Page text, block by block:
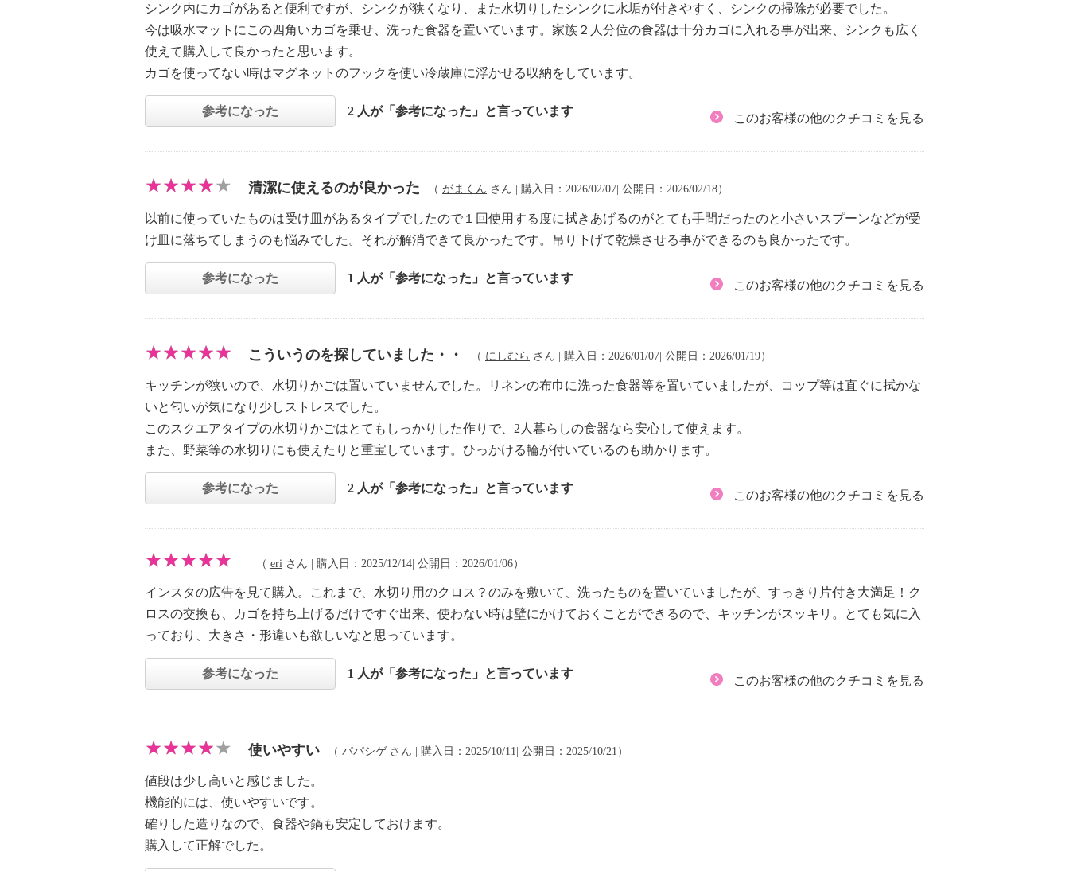
シンク内にカゴがあると便利ですが、シンクが狭くなり、また水切りしたシンクに水垢が付きやすく、シンクの掃除が必要でした。
今は吸水マットにこの四角いカゴを乗せ、洗った食器を置いています。家族２人分位の食器は十分カゴに入れる事が出来、シンクも広く
使えて購入して良かったと思います。
カゴを使ってない時はマグネットのフックを使い冷蔵庫に浮かせる収納をしています。
参考になった 2 人が「参考になった」と言っています
このお客様の他のクチコミを見る
清潔に使えるのが良かった （ がまくん さん | 購入日：2026/02/07| 公開日：2026/02/18）
以前に使っていたものは受け皿があるタイプでしたので１回使用する度に拭きあげるのがとても手間だったのと小さいスプーンなどが受
け皿に落ちてしまうのも悩みでした。それが解消できて良かったです。吊り下げて乾燥させる事ができるのも良かったです。
参考になった 1 人が「参考になった」と言っています
このお客様の他のクチコミを見る
こういうのを探していました・・ （ にしむら さん | 購入日：2026/01/07| 公開日：2026/01/19）
キッチンが狭いので、水切りかごは置いていませんでした。リネンの布巾に洗った食器等を置いていましたが、コップ等は直ぐに拭かな
いと匂いが気になり少しストレスでした。
このスクエアタイプの水切りかごはとてもしっかりした作りで、2人暮らしの食器なら安心して使えます。
また、野菜等の水切りにも使えたりと重宝しています。ひっかける輪が付いているのも助かります。
参考になった 2 人が「参考になった」と言っています
このお客様の他のクチコミを見る
（ eri さん | 購入日：2025/12/14| 公開日：2026/01/06）
インスタの広告を見て購入。これまで、水切り用のクロス？のみを敷いて、洗ったものを置いていましたが、すっきり片付き大満足！ク
ロスの交換も、カゴを持ち上げるだけですぐ出来、使わない時は壁にかけておくことができるので、キッチンがスッキリ。とても気に入
っており、大きさ・形違いも欲しいなと思っています。
参考になった 1 人が「参考になった」と言っています
このお客様の他のクチコミを見る
使いやすい （ パパシゲさん | 購入日：2025/10/11| 公開日：2025/10/21）
値段は少し高いと感じました。
機能的には、使いやすいです。
確りした造りなので、食器や鍋も安定しておけます。
購入して正解でした。